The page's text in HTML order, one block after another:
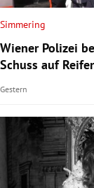
Simmering
Wiener Polizei
Schuss auf
Gestern